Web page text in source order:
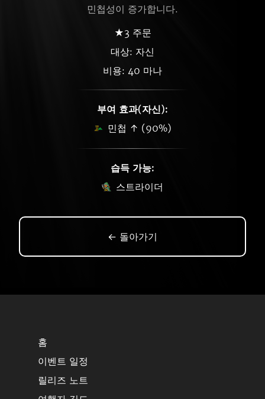
민첩성이 증가합니다.
★3 주문
대상: 자신
비용: 40 마나
부여 효과(자신):
민첩 ↑ (90%)
습득 가능:
스트라이더
← 돌아가기
홈
이벤트 일정
릴리즈 노트